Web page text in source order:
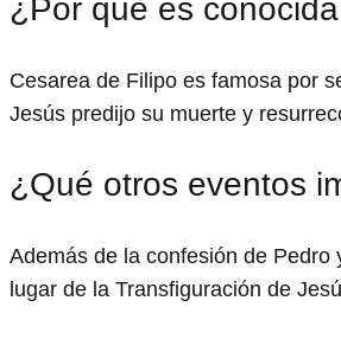
¿Por qué es
Cesarea de Filipo es famosa por
Jesús predijo su muerte y
¿Qué otros eventos
Además de la confesión de
lugar de la Transfiguración de